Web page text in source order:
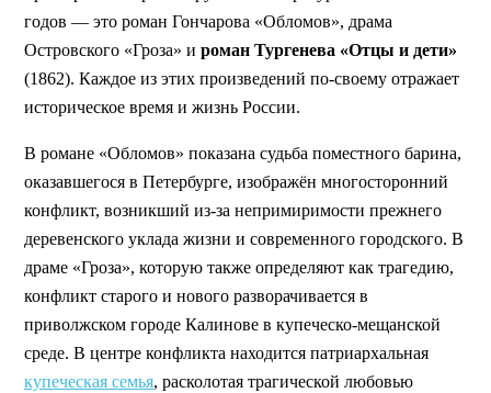
годов — это роман Гончарова «Обломов», драма
Островского «Гроза» и роман Тургенева «Отцы и дети»
(1862). Каждое из этих произведений по-своему отражает
историческое время и жизнь России.
В романе «Обломов» показана судьба поместного барина,
оказавшегося в Петербурге, изображён многосторонний
конфликт, возникший из-за непримиримости прежнего
деревенского уклада жизни и современного городского. В
драме «Гроза», которую также определяют как трагедию,
конфликт старого и нового разворачивается в
приволжском городе Калинове в купеческо-мещанской
среде. В центре конфликта находится патриархальная
купеческая семья, расколотая трагической любовью